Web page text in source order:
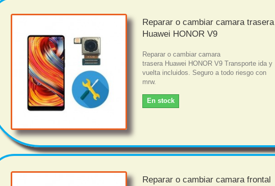
Reparar o cambiar camara trasera
Huawei HONOR V9
Reparar o cambiar camara
trasera Huawei HONOR V9 Transporte ida y
vuelta incluidos. Seguro a todo riesgo con
mrw.
En stock
Reparar o cambiar camara frontal